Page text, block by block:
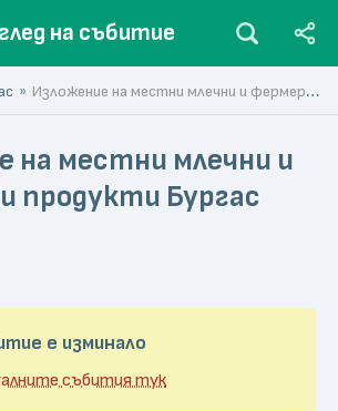
на събитие
Изложение на местни млечни и фермерски продукти Бургас 2024
на местни млечни и
продукти Бургас
е изминало
събития тук